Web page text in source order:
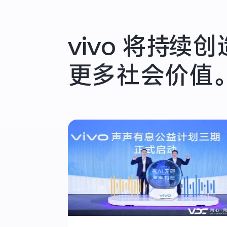
vivo 将持续创
更多社会价值。